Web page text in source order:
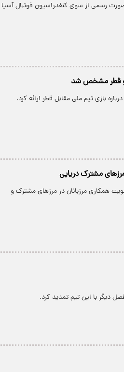
رسمی از سوی کنفدراسیون فوتبال آسیا
و قطر مشخص شد
بازی تیم ملی مقابل قطر ارائه کرد.
مشترک دریایی
همکاری مرزبانان در مرزهای مشترک و
دیگر با این تیم تمدید کرد.